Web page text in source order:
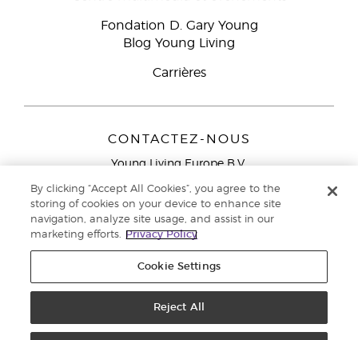
Fondation D. Gary Young
Blog Young Living
Carrières
CONTACTEZ-NOUS
Young Living Europe B.V.
9727 AJ Groningen
Service réservé aux Partenaires de la marque
791
Politique de confidentialité
By clicking “Accept All Cookies”, you agree to the
storing of cookies on your device to enhance site
navigation, analyze site usage, and assist in our
marketing efforts.
Privacy Policy
Cookie Settings
Reject All